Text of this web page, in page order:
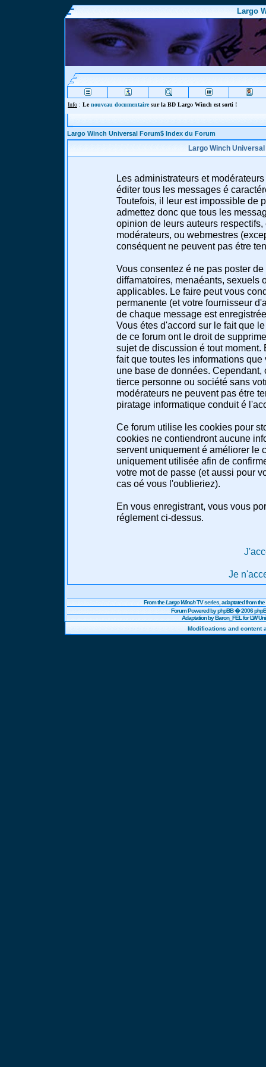
Largo
Info : Lenouveau documentairesur la BD Largo Winch est sorti !
Largo Winch Universal Forum$ Index du Forum
Largo Winch
Les administrateurs et
éditer tous les messages é
Toutefois, il leur est impossible de
admettez donc que tous les
opinion de leurs auteurs
modérateurs, ou webmestres
conséquent ne peuvent pas étre
Vous consentez é ne pas poster
diffamatoires, menaéants, sexuels
applicables. Le faire peut vous
permanente (et votre fournisseur
de chaque message est
Vous étes d'accord sur le fait que
de ce forum ont le droit de
sujet de discussion é tout
fait que toutes les informations
une base de données.
tierce personne ou société sans
modérateurs ne peuvent pas étre
piratage informatique conduit é
Ce forum utilise les cookies pour
cookies ne contiendront aucune
servent uniquement é améliorer le
uniquement utilisée afin de
votre mot de passe (et aussi pour
cas oé vous l'oublieriez).
En vous enregistrant, vous vous
réglement ci-dessus.
Je
From theLargo WinchTV series, adaptated from
Forum Powered byphpBB� 2006
Adaptation by Baron_FEL for LW
Modifications and content